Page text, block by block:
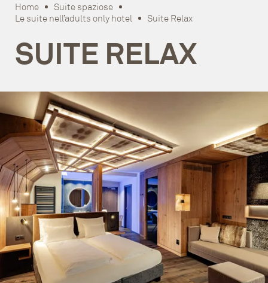
Home
Suite spaziose
Le suite nell’adults only hotel
Suite Relax
SUITE RELAX